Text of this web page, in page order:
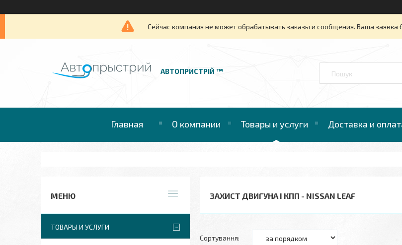
Сейчас компания не может обрабатывать заказы и сообщения. Ваша
АВТОПРИСТРІЙ ™
Главная О компании Товары и услуги Доставка и
ЗАХИСТ ДВИГУНА І КПП - NISSAN LEAF
ТОВАРЫ И УСЛУГИ